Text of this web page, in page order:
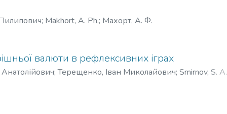
; Makhort, A. Ph.; Махорт, А. Ф.
валюти в рефлексивних іграх
;Терещенко, Іван Миколайович; Smirnov, S. A.